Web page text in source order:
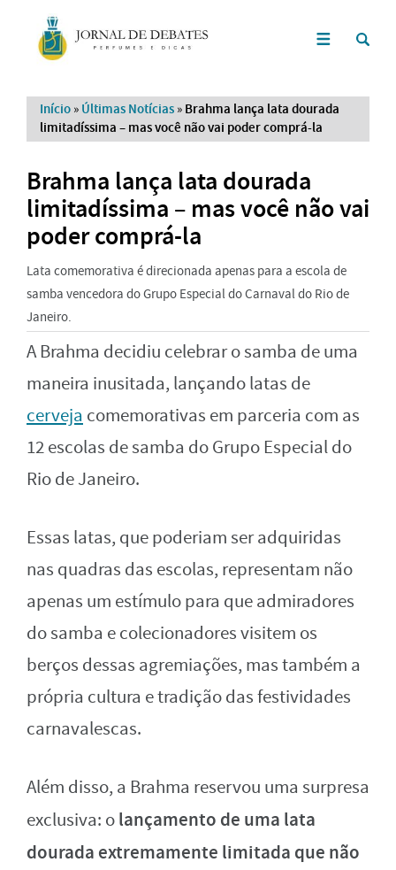
Início » Últimas Notícias » Brahma lança lata dourada
limitadíssima – mas você não vai poder comprá-la
Brahma lança lata dourada
limitadíssima – mas você não vai
poder comprá-la
Lata comemorativa é direcionada apenas para a escola de
samba vencedora do Grupo Especial do Carnaval do Rio de
Janeiro.
A Brahma decidiu celebrar o samba de uma
maneira inusitada, lançando latas de
cerveja comemorativas em parceria com as
12 escolas de samba do Grupo Especial do
Rio de Janeiro.
Essas latas, que poderiam ser adquiridas
nas quadras das escolas, representam não
apenas um estímulo para que admiradores
do samba e colecionadores visitem os
berços dessas agremiações, mas também a
própria cultura e tradição das festividades
carnavalescas.
Além disso, a Brahma reservou uma surpresa
exclusiva: olançamento de uma lata
dourada extremamente limitada que não